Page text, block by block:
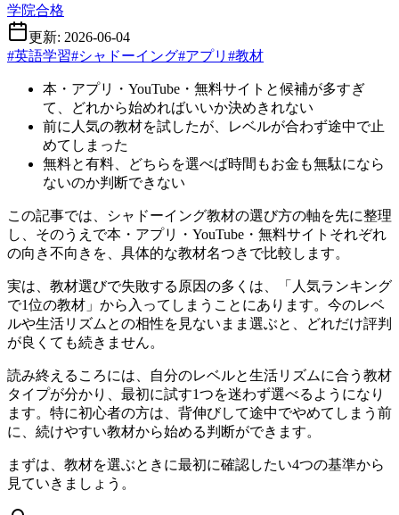
学院合格
更新: 2026-06-04
#英語学習#シャドーイング#アプリ #教材
本・アプリ・YouTube・無料サイトと候補が多すぎ
て、どれから始めればいいか決めきれない
前に人気の教材を試したが、レベルが合わず途中で止
めてしまった
無料と有料、どちらを選べば時間もお金も無駄になら
ないのか判断できない
この記事では、シャドーイング教材の選び方の軸を先に整理
し、そのうえで本・アプリ・YouTube・無料サイトそれぞれ
の向き不向きを、具体的な教材名つきで比較します。
実は、教材選びで失敗する原因の多くは、「人気ランキング
で1位の教材」から入ってしまうことにあります。今のレベ
ルや生活リズムとの相性を見ないまま選ぶと、どれだけ評判
が良くても続きません。
読み終えるころには、自分のレベルと生活リズムに合う教材
タイプが分かり、最初に試す1つを迷わず選べるようになり
ます。特に初心者の方は、背伸びして途中でやめてしまう前
に、続けやすい教材から始める判断ができます。
まずは、教材を選ぶときに最初に確認したい4つの基準から
見ていきましょう。